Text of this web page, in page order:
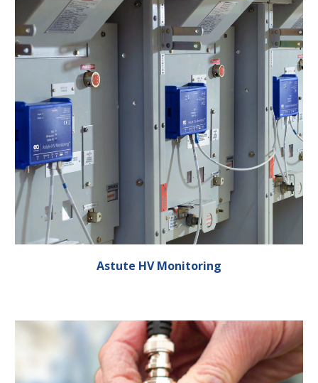
Astute HV Monitoring